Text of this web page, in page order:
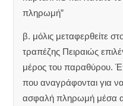
πληρωμή”
β. μόλις μεταφερθείτε
τραπέζης Πειραιώς
μέρος του παραθύρου.
που αναγράφονται για
ασφαλή πληρωμή μέσα